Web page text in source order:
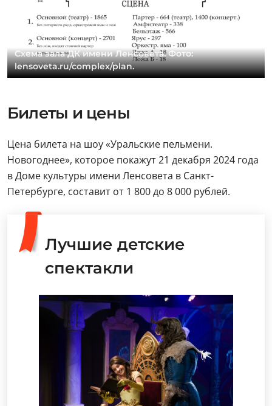
Схема зала ДК имени Ленсовета. Фото:
lensoveta.ru/complex/plan.
Билеты и цены
Цена билета на шоу «Уральские пельмени.
Новогоднее», которое покажут 21 декабря 2024 года
в Доме культуры имени Ленсовета в Санкт-
Петербурге, составит от 1 800 до 8 000 рублей.
Лучшие детские
спектакли